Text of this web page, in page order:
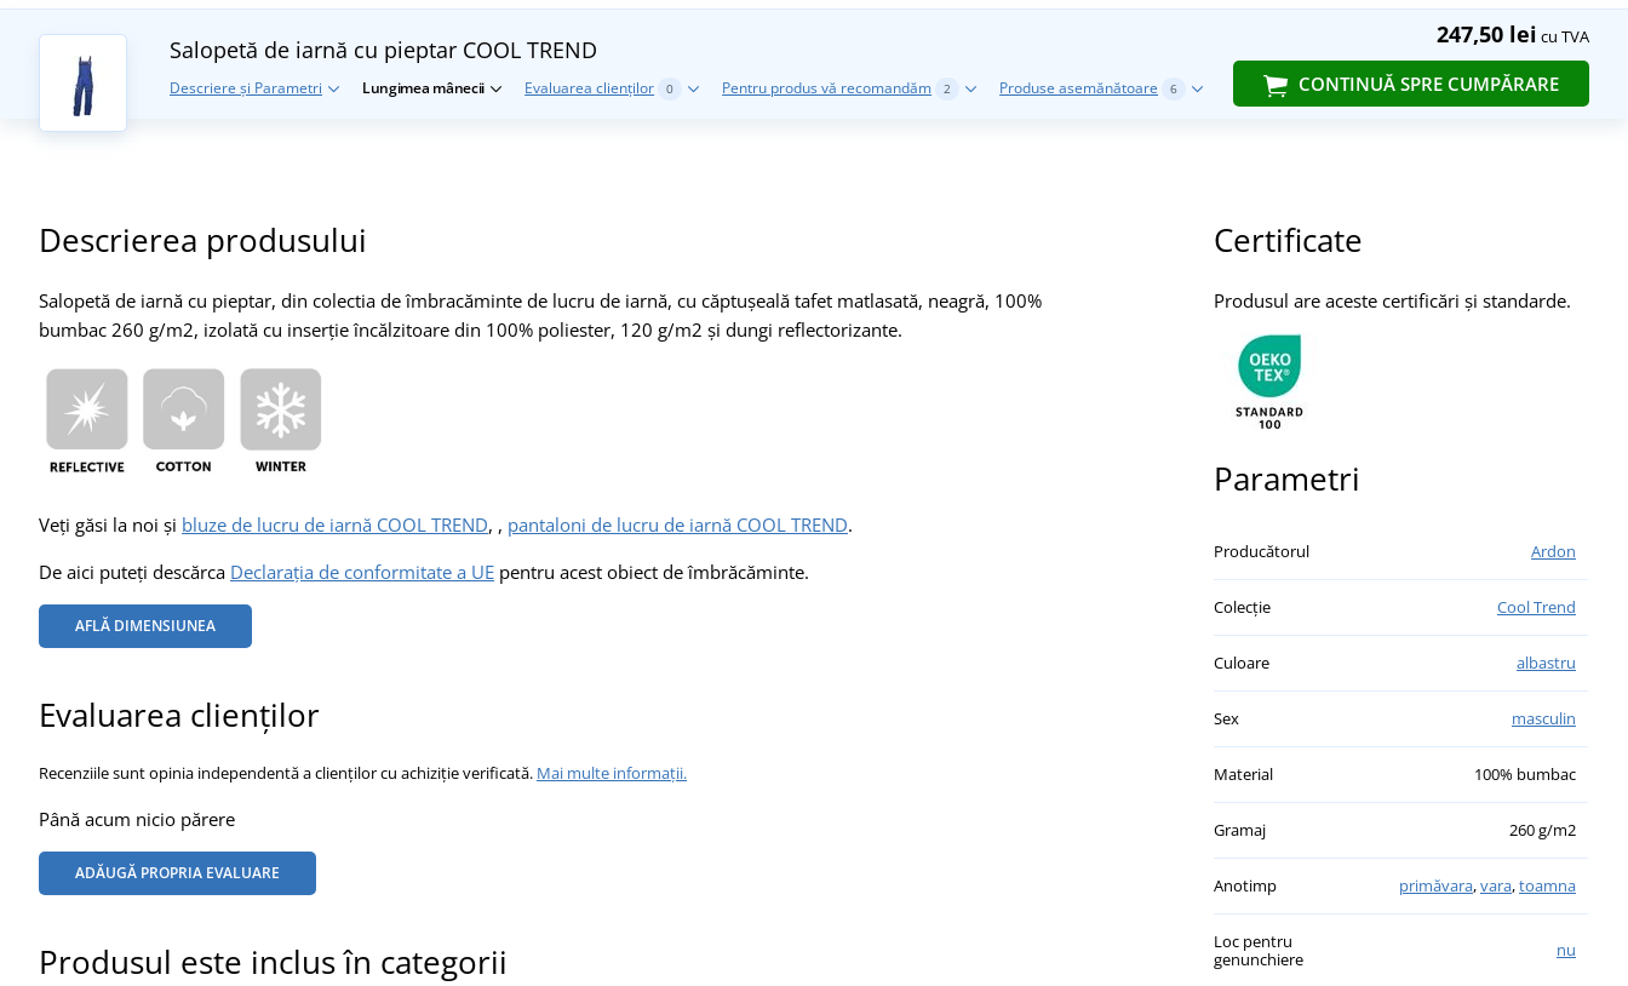
247,50 lei cu TVA
CONTINUĂ SPRE CUMPĂRARE
Salopetă de iarnă cu pieptar COOL TREND
Descriere și Parametri Lungimea mânecii Evaluarea clienților 0 Pentru produs vă recomandăm 2 Produse asemănătoare 6
Descrierea produsului
Salopetă de iarnă cu pieptar, din colectia de îmbracăminte de lucru de iarnă, cu căptușeală tafet matlasată, neagră, 100%
bumbac 260 g/m2, izolată cu inserție încălzitoare din 100% poliester, 120 g/m2 și dungi reflectorizante.
Veți găsi la noi și bluze de lucru de iarnă COOL TREND, , pantaloni de lucru de iarnă COOL TREND.
De aici puteți descărca Declarația de conformitate a UE pentru acest obiect de îmbrăcăminte.
AFLĂ DIMENSIUNEA
Evaluarea clienților
Recenziile sunt opinia independentă a clienților cu achiziție verificată. Mai multe informații.
Până acum nicio părere
ADĂUGĂ PROPRIA EVALUARE
Produsul este inclus în categorii
Certificate
Produsul are aceste certificări și standarde.
Parametri
Producătorul Ardon
Colecție Cool Trend
Culoare albastru
Sex masculin
Material 100% bumbac
Gramaj 260 g/m2
Anotimp primăvara,vara,toamna
Loc pentru
genunchiere
nu